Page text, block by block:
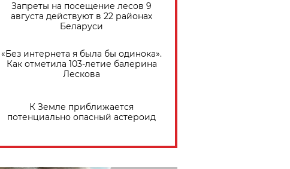
Запреты на посещение лесов 9
августа действуют в 22 районах
Беларуси
«Без интернета я была бы одинока».
Как отметила 103-летие балерина
Лескова
К Земле приближается
потенциально опасный астероид